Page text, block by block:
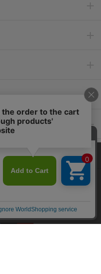
SNS
ツ改善のためにCookieを使用
の使用に同意したものとみな
る